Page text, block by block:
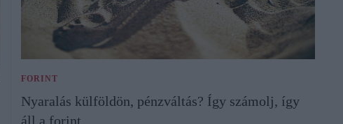
FORINT
Nyaralás külföldön, pénzváltás? Így számolj, így
áll a forint